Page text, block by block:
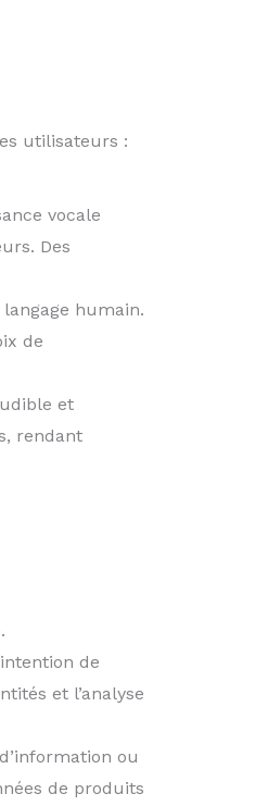
utilisateurs :
vocale
Des
humain.
de
et
rendant
de
et l’analyse
ou
de produits